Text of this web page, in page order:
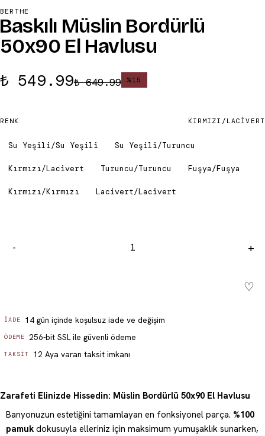
BERTHE
Müslin Bordürlü
50x90 El Havlusu
₺ 549.99₺ 649.99 % 15
RENK KIRMIZI/LACIVERT
Su Yeşili/Su Yeşili Su Yeşili/Turuncu
Kırmızı/Lacivert Turuncu/Turuncu Fuşya/Fuşya
Kırmızı/Kırmızı Lacivert/Lacivert
- +
♡
İADE 14 gün içinde koşulsuz iade ve değişim
ÖDEME 256-bit SSL ile güvenli ödeme
TAKSIT 12 Aya varan taksit imkanı
Zarafeti Elinizde Hissedin: Müslin Bordürlü 50x90 El Havlusu
Banyonuzun estetiğini tamamlayan en fonksiyonel parça. %100
pamuk dokusuyla elleriniz için maksimum yumuşaklık sunarken,